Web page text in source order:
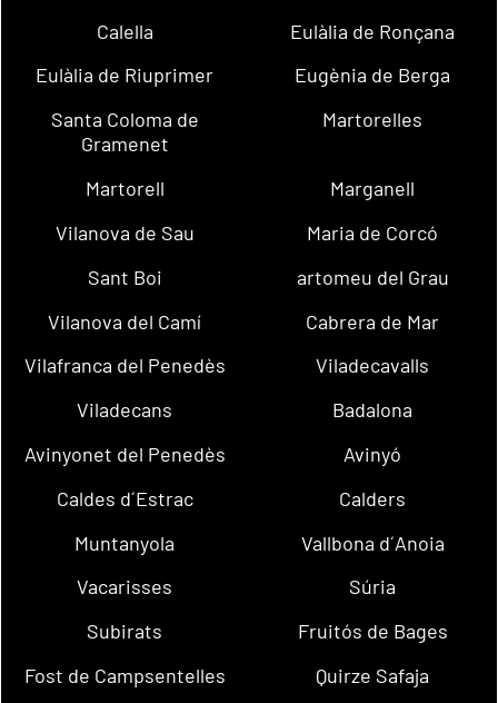
Calella
Eulàlia de Ronçana
Eulàlia de Riuprimer
Eugènia de Berga
Santa Coloma de
Gramenet
Martorelles
Martorell
Marganell
Vilanova de Sau
Maria de Corcó
Sant Boi
artomeu del Grau
Vilanova del Camí
Cabrera de Mar
Vilafranca del Penedès
Viladecavalls
Viladecans
Badalona
Avinyonet del Penedès
Avinyó
Caldes d´Estrac
Calders
Muntanyola
Vallbona d´Anoia
Vacarisses
Súria
Subirats
Fruitós de Bages
Fost de Campsentelles
Quirze Safaja